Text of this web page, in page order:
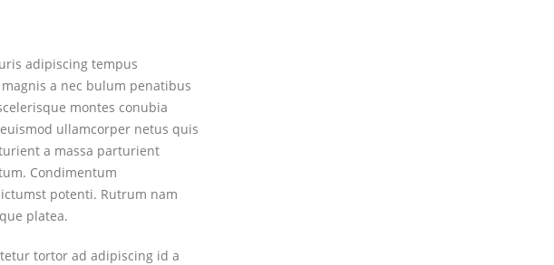
adipiscing tempus
a nec bulum penatibus
montes conubia
ullamcorper netus quis
a massa parturient
Condimentum
potenti. Rutrum nam
platea.
tortor ad adipiscing id a